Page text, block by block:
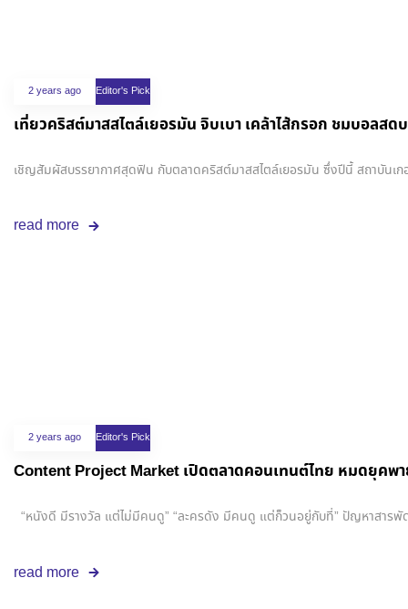
2 years ago Editor's Pick
เที่ยวคริสต์มาสสไตล์เยอรมัน จิบเบา เคล้าไส้กรอก ชมบอลส
เชิญสัมผัสบรรยากาศสุดฟิน กับตลาดคริสต์มาสสไตล์เยอรมัน ซึ่งปีนี้ สถาบันเ
read more
2 years ago Editor's Pick
Content Project Market เปิดตลาดคอนเทนต์ไทย หมดยุคพา
“หนังดี มีรางวัล แต่ไม่มีคนดู” “ละครดัง มีคนดู แต่ก็วนอยู่กับที่” ปัญหาสารพั
read more